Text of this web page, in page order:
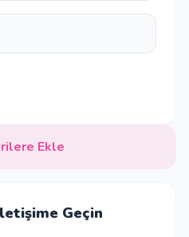
Ekle
Geçin